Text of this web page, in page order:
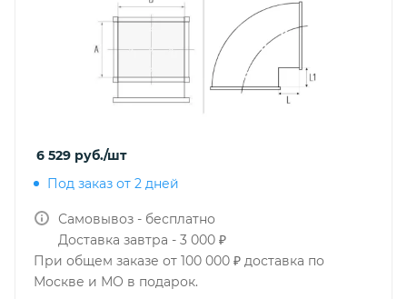
6 529 руб./шт
Под заказ от 2 дней
Самовывоз - бесплатно
Доставка завтра - 3 000 ₽
При общем заказе от 100 000 ₽ доставка по
Москве и МО в подарок.